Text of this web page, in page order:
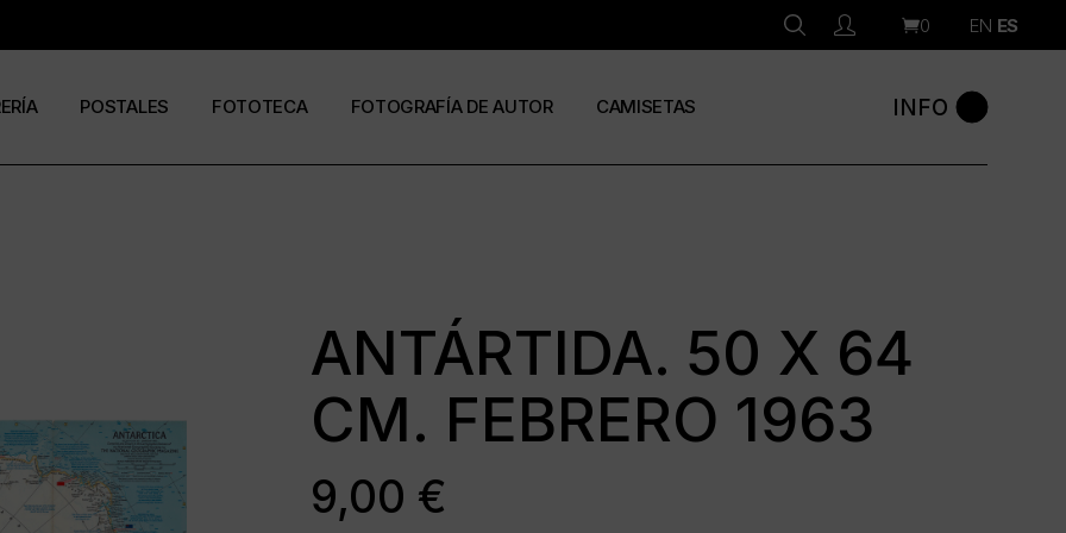
0 EN ES
POSTALES FOTOTECA FOTOGRAFÍA DE AUTOR CAMISETAS INFO
ANTÁRTIDA. 50 X 64
CM. FEBRERO 1963
9,00 €